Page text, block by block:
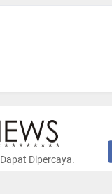
Dipercaya.